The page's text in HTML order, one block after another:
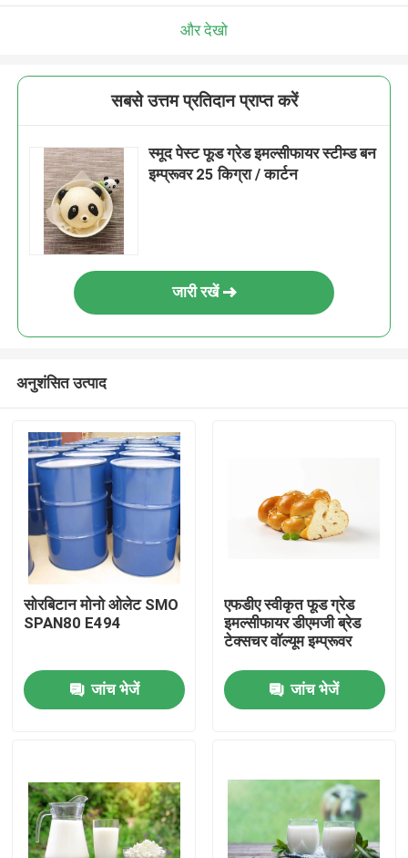
वीडियो
और देखो
सबसे उत्तम प्रतिदान प्राप्त करें
स्मूद पेस्ट फूड ग्रेड इमल्सीफायर स्टीम्ड बन
इम्प्रूवर 25 किग्रा / कार्टन
जारी रखें
अनुशंसित उत्पाद
सोरबिटान मोनो ओलेट SMO
SPAN80 E494
जांच भेजें
एफडीए स्वीकृत फूड ग्रेड
इमल्सीफायर डीएमजी ब्रेड
टेक्सचर वॉल्यूम इम्प्रूवर
जांच भेजें